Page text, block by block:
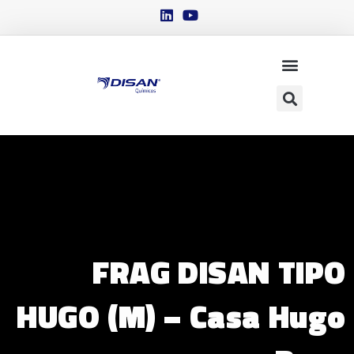
FRAG DISAN TIPO
HUGO (M) – Casa Hugo